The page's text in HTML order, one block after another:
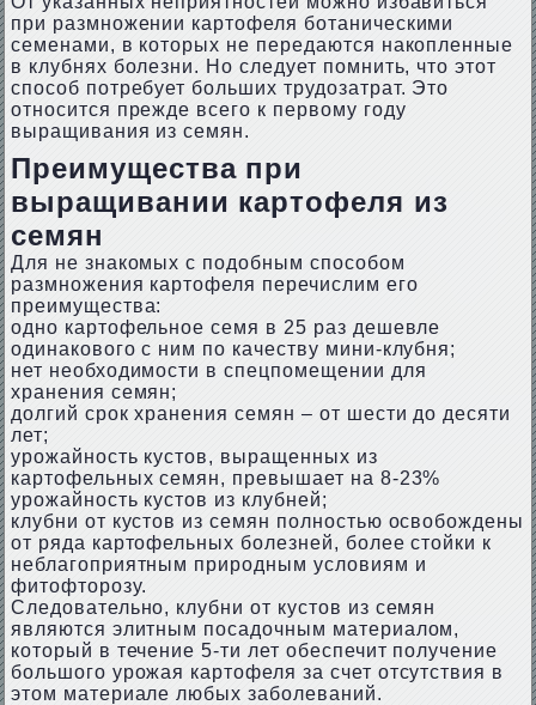
при размножении картофеля ботаническими
семенами, в которых не передаются накопленные
в клубнях болезни. Но следует помнить, что этот
способ потребует больших трудозатрат. Это
относится прежде всего к первому году
выращивания из семян.
Преимущества при
выращивании картофеля из
семян
Для не знакомых с подобным способом
размножения картофеля перечислим его
преимущества:
одно картофельное семя в 25 раз дешевле
одинакового с ним по качеству мини-клубня;
нет необходимости в спецпомещении для
хранения семян;
долгий срок хранения семян – от шести до десяти
лет;
урожайность кустов, выращенных из
картофельных семян, превышает на 8-23%
урожайность кустов из клубней;
клубни от кустов из семян полностью освобождены
от ряда картофельных болезней, более стойки к
неблагоприятным природным условиям и
фитофторозу.
Следовательно, клубни от кустов из семян
являются элитным посадочным материалом,
который в течение 5-ти лет обеспечит получение
большого урожая картофеля за счет отсутствия в
этом материале любых заболеваний.